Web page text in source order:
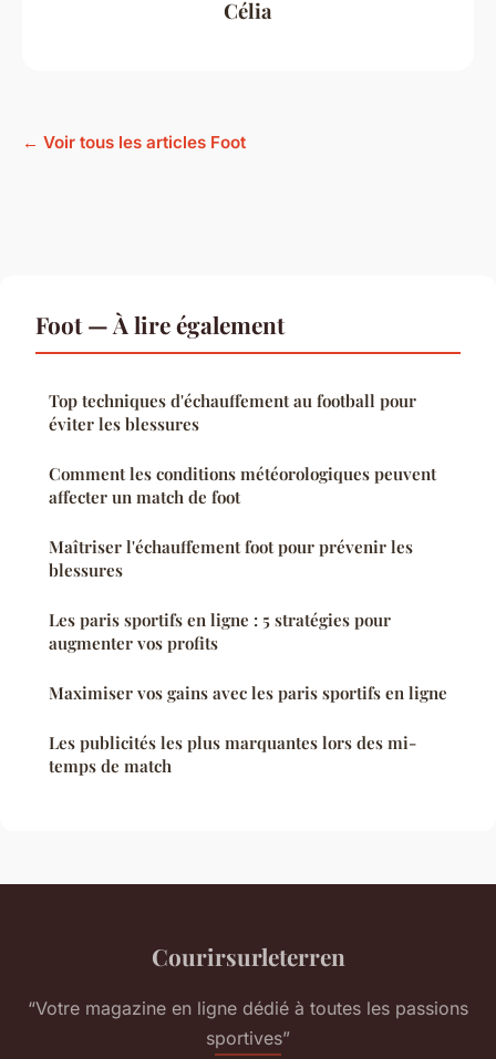
Célia
← Voir tous les articles Foot
Foot — À lire également
Top techniques d'échauffement au football pour
éviter les blessures
Comment les conditions météorologiques peuvent
affecter un match de foot
Maîtriser l'échauffement foot pour prévenir les
blessures
Les paris sportifs en ligne : 5 stratégies pour
augmenter vos profits
Maximiser vos gains avec les paris sportifs en ligne
Les publicités les plus marquantes lors des mi-
temps de match
Courirsurleterren
“Votre magazine en ligne dédié à toutes les passions
sportives”